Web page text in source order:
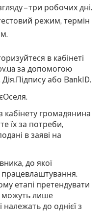
– три робочих дні.
режим, термін
в кабінеті
за допомогою
або BankID.
кабінету громадянина
їх за потреби,
в заяві на
до якої
працевлаштування.
етапі претендувати
можуть лише
до однієї з